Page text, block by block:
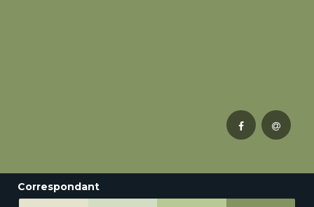
Correspondant